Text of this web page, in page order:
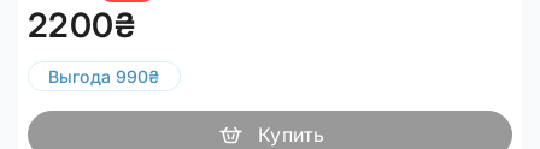
2200₴
Выгода 990₴
Купить